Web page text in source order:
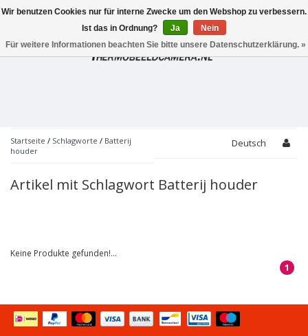
Toggle
Startseite / Schlagworte / Batterij
houder
Deutsch
Artikel mit Schlagwort Batterij houder
Keine Produkte gefunden!...
1
Wir benutzen Cookies nur für interne Zwecke um den Webshop zu verbessern.
Ist das in Ordnung?
Ja
Nein
Für weitere Informationen beachten Sie bitte unsere Datenschutzerklärung. »